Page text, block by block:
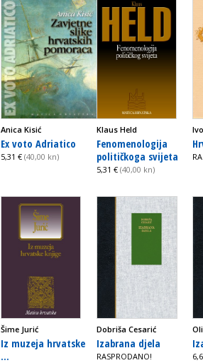
Anica Kisić
Ex voto Adriatico
5,31 € (40,00 kn)
Klaus Held
Fenomenologija
političkoga svijeta
5,31 € (40,00 kn)
Šime Jurić
Iz muzeja hrvatske
...
Dobriša Cesarić
Izabrana djela
RASPRODANO!